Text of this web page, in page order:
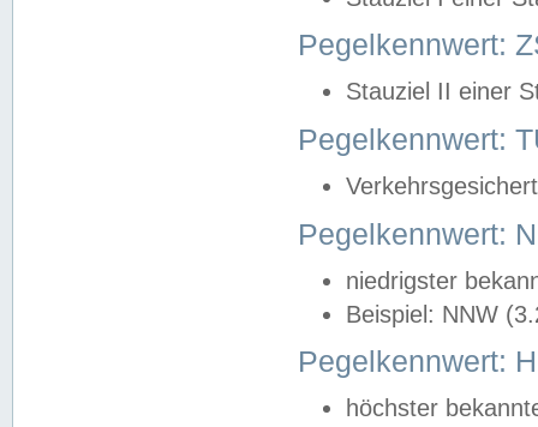
Pegelkennwert:
Stauziel II einer
Pegelkennwert:
Pegelkennwert:
niedrigster
Beispiel: NNW
Pegelkennwert:
höchster